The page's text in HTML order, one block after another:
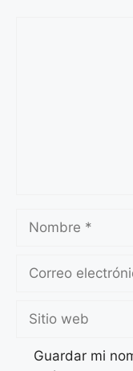
electrónico
web
Guardar mi